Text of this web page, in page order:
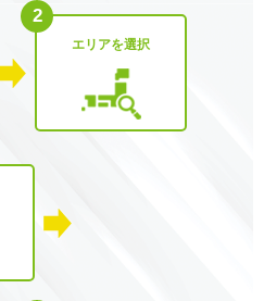
2
エリアを選択